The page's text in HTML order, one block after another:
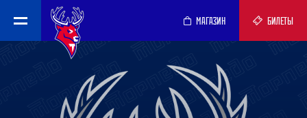
МАГАЗИН БИЛЕТЫ